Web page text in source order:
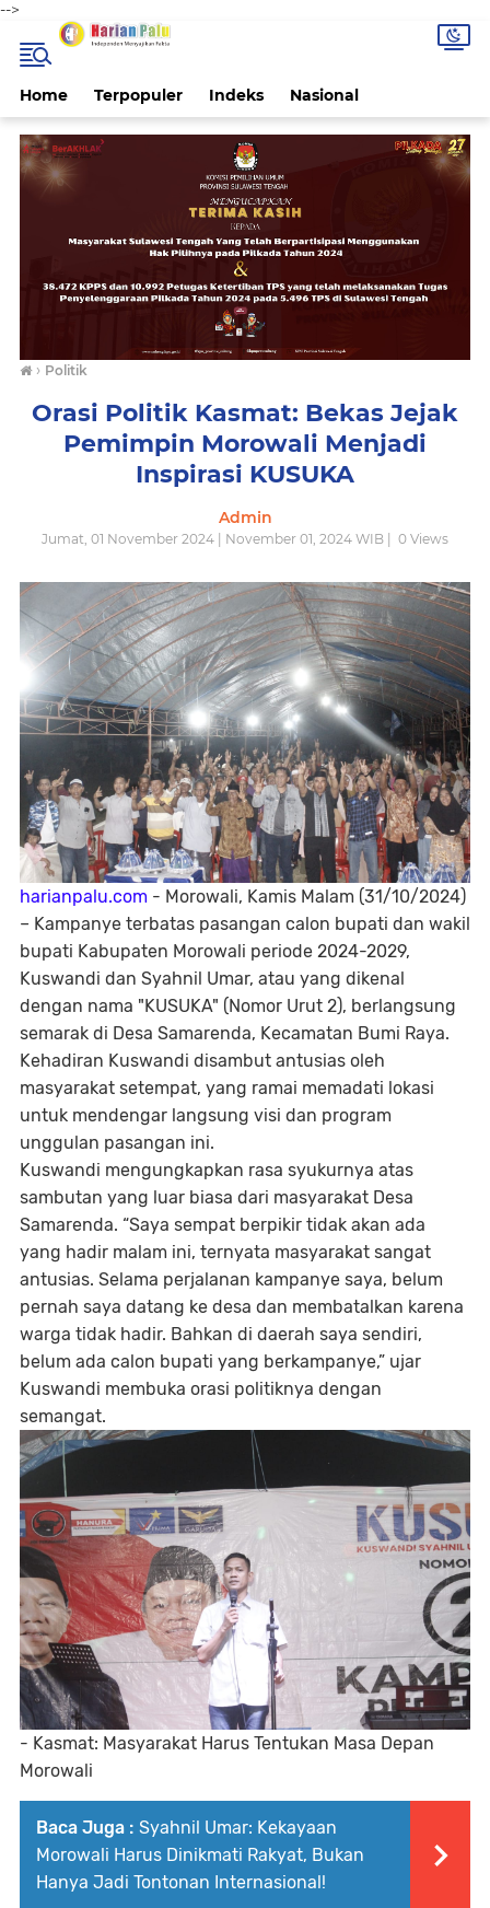
-->
Home Terpopuler Indeks Nasional
› Politik
Orasi Politik Kasmat: Bekas Jejak
Pemimpin Morowali Menjadi
Inspirasi KUSUKA
Admin
Jumat, 01 November 2024 | November 01, 2024 WIB | 0 Views
harianpalu.com - Morowali, Kamis Malam (31/10/2024)
– Kampanye terbatas pasangan calon bupati dan wakil
bupati Kabupaten Morowali periode 2024-2029,
Kuswandi dan Syahnil Umar, atau yang dikenal
dengan nama "KUSUKA" (Nomor Urut 2), berlangsung
semarak di Desa Samarenda, Kecamatan Bumi Raya.
Kehadiran Kuswandi disambut antusias oleh
masyarakat setempat, yang ramai memadati lokasi
untuk mendengar langsung visi dan program
unggulan pasangan ini.
Kuswandi mengungkapkan rasa syukurnya atas
sambutan yang luar biasa dari masyarakat Desa
Samarenda. “Saya sempat berpikir tidak akan ada
yang hadir malam ini, ternyata masyarakat sangat
antusias. Selama perjalanan kampanye saya, belum
pernah saya datang ke desa dan membatalkan karena
warga tidak hadir. Bahkan di daerah saya sendiri,
belum ada calon bupati yang berkampanye,” ujar
Kuswandi membuka orasi politiknya dengan
semangat.
- Kasmat: Masyarakat Harus Tentukan Masa Depan
Morowali
Baca Juga : Syahnil Umar: Kekayaan
Morowali Harus Dinikmati Rakyat, Bukan
Hanya Jadi Tontonan Internasional!